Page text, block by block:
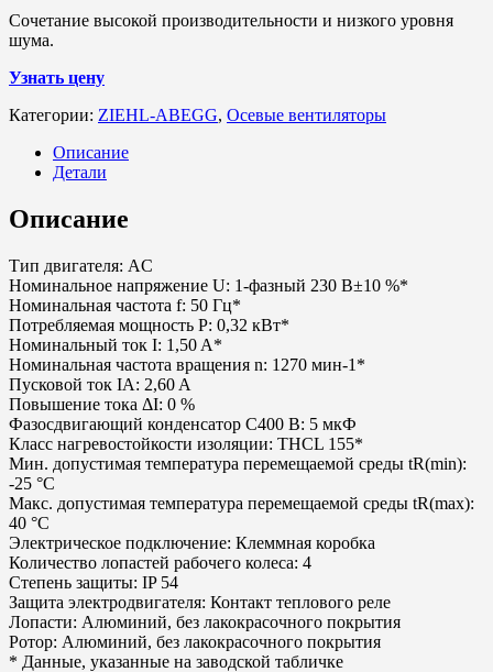
Сочетание высокой производительности и низкого уровня
шума.
Узнать цену
Категории: ZIEHL-ABEGG, Осевые вентиляторы
Описание
Детали
Описание
Тип двигателя: AC
Номинальное напряжение U: 1-фазный 230 В±10 %*
Номинальная частота f: 50 Гц*
Потребляемая мощность P: 0,32 кВт*
Номинальный ток I: 1,50 A*
Номинальная частота вращения n: 1270 мин-1*
Пусковой ток IA: 2,60 A
Повышение тока ΔI: 0 %
Фазосдвигающий конденсатор C400 В: 5 мкФ
Класс нагревостойкости изоляции: THCL 155*
Мин. допустимая температура перемещаемой среды tR(min):
-25 °C
Макс. допустимая температура перемещаемой среды tR(max):
40 °C
Электрическое подключение: Клеммная коробка
Количество лопастей рабочего колеса: 4
Степень защиты: IP 54
Защита электродвигателя: Контакт теплового реле
Лопасти: Алюминий, без лакокрасочного покрытия
Ротор: Алюминий, без лакокрасочного покрытия
* Данные, указанные на заводской табличке